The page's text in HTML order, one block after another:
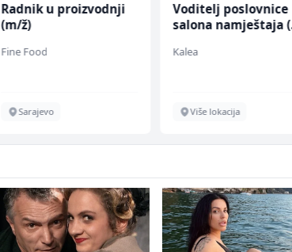
Radnik u proizvodnji
(m/ž)
Fine Food
Sarajevo
Voditelj poslovnice
salona namještaja
Kalea
Više lokacija